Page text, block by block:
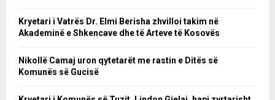
Kryetari i Vatrës Dr. Elmi Berisha zhvilloi takim në
Akademinë e Shkencave dhe të Arteve të Kosovës
Nikollë Camaj uron qytetarët me rastin e Ditës së
Komunës së Gucisë